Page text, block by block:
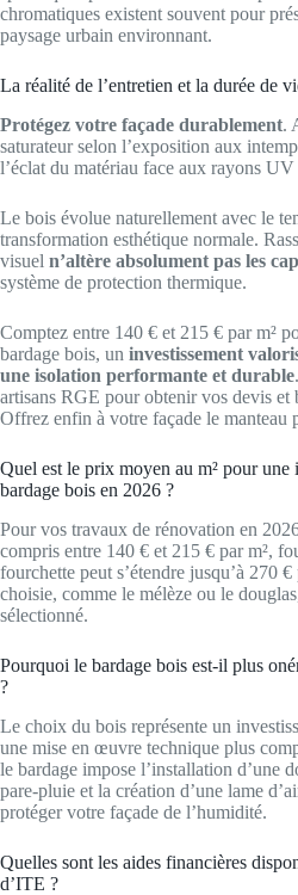
chromatiques existent souvent pour
paysage urbain environnant.
La réalité de l’entretien et la durée de
Protégez votre façade durablement.
saturateur selon l’exposition aux
l’éclat du matériau face aux rayons UV
Le bois évolue naturellement avec le
transformation esthétique normale.
visuel n’altère absolument pas les
système de protection thermique.
Comptez entre 140 € et 215 € par m²
bardage bois, un investissement
une isolation performante et durable
artisans RGE pour obtenir vos devis et
Offrez enfin à votre façade le manteau
Quel est le prix moyen au m² pour une
bardage bois en 2026 ?
Pour vos travaux de rénovation en
compris entre 140 € et 215 € par m²,
fourchette peut s’étendre jusqu’à 270
choisie, comme le mélèze ou le
sélectionné.
Pourquoi le bardage bois est-il plus
?
Le choix du bois représente un
une mise en œuvre technique plus
le bardage impose l’installation d’une
pare-pluie et la création d’une lame
protéger votre façade de l’humidité.
Quelles sont les aides financières
d’ITE ?